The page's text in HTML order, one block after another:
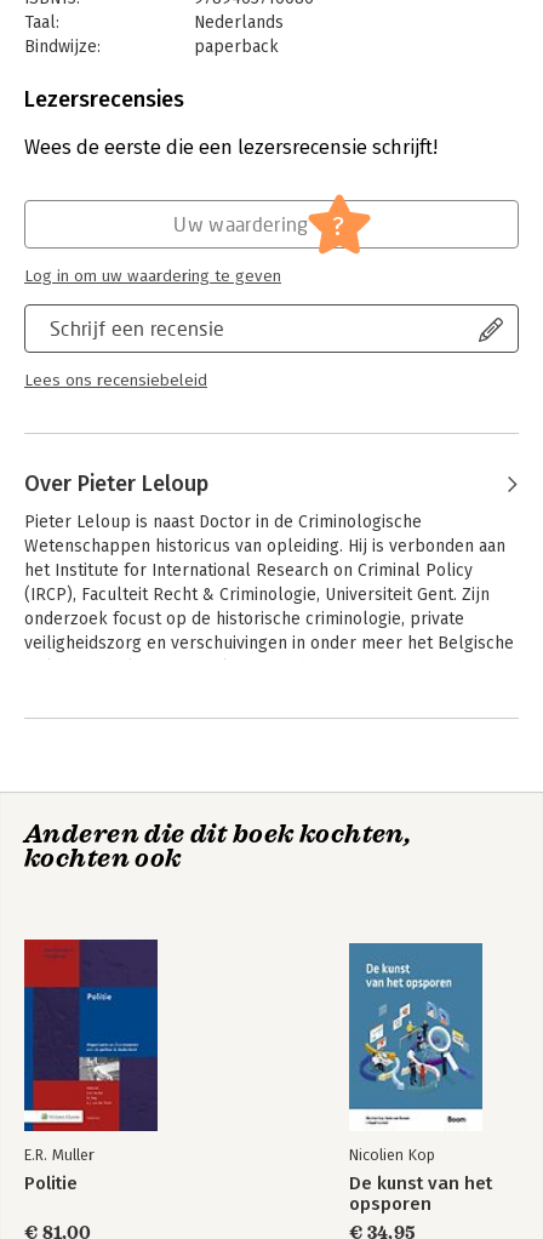
betreft – en professionalisering zorgt voor nieuwe inzichten en
aanpak.
vlak van zowel publieke als private opsporing in kaart en gaat
opsporing.
Marc Cools, Christianne de Poot, Pieter Leloup en Antoinette
Verhage. Met bijdragen van Barbara Bannink, Stéphanie De
Coensel, Rianne Dekker, Leen Gheyle, Marianne Hirsch Ballin,
Nicolien Kop, Joep Lindeman, Jonas Maas, Clarissa Meerts en
Philip Traest
Taal:
Nederlands
Bindwijze:
paperback
Uitgever:
Verschijningsdatum:
23-5-2026
Strafrecht - Strafprocesrecht
Serie:
Cahiers Politiestudies (CPS)
Lezersrecensies
Wees de eerste die een lezersrecensie schrijft!
Schrijf een recensie
Lees ons recensiebeleid
Uw waardering ?
Log in om uw waardering te geven
Over Pieter Leloup
Pieter Leloup is naast Doctor in de Criminologische
Wetenschappen historicus van opleiding. Hij is verbonden aan
het Institute for International Research on Criminal Policy
(IRCP), Faculteit Recht & Criminologie, Universiteit Gent. Zijn
onderzoek focust op de historische criminologie, private
veiligheidszorg en verschuivingen in onder meer het Belgische
laatmoderne beleidstrends in private veiligheidszorg in een
Andere boeken door Pieter Leloup
van de private
bewakingssector in
België (1907-1990)
Inbraakalarmbeleid
en publiek-private
samenwerking
Anderen die dit boek kochten,
kochten ook
E.R. Muller
Politie
€ 81,00
Nicolien Kop
De kunst van het
opsporen
€ 34,95